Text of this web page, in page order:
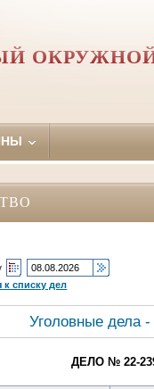
к списку дел
Уголовные дела
ДЕЛО № 22-